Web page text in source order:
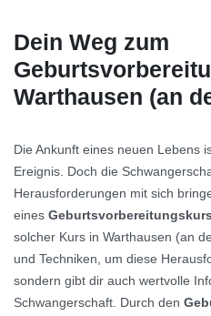
Dein Weg zum
Warthausen (an
Die Ankunft eines neuen Lebens
Ereignis. Doch die
Herausforderungen mit sich
eines
solcher Kurs in Warthausen (an
und Techniken, um diese
sondern gibt dir auch wertvolle
Schwangerschaft. Durch den